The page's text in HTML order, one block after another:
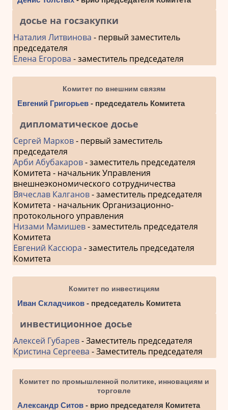
досье на госзакупки
Наталия Литвинова - первый заместитель
председателя
Елена Егорова - заместитель председателя
Комитет по внешним связям
Евгений Григорьев- председатель Комитета
дипломатическое досье
Сергей Марков- первый заместитель
председателя
Арби Абубакаров- заместитель председателя
Комитета - начальник Управления
внешнеэкономического сотрудничества
Вячеслав Калганов- заместитель председателя
Комитета - начальник Организационно-
протокольного управления
Низами Мамишев- заместитель председателя
Комитета
Евгений Кассюра - заместитель председателя
Комитета
Комитет по инвестициям
Иван Складчиков- председатель Комитета
инвестиционное досье
Алексей Губарев- Заместитель председателя
Кристина Сергеева - Заместитель председателя
Комитет по промышленной политике, инновациям и
торговле
Александр Ситов- врио председателя Комитета